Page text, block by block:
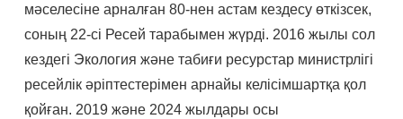
мәселесіне арналған 80-нен астам кездесу өткізсек,
соның 22-сі Ресей тарабымен жүрді. 2016 жылы сол
кездегі Экология және табиғи ресурстар министрлігі
ресейлік әріптестерімен арнайы келісімшартқа қол
қойған. 2019 және 2024 жылдары осы